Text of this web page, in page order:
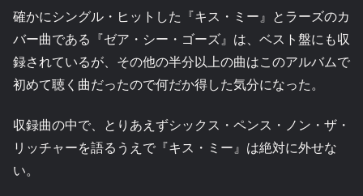
確かにシングル・ヒットした『キス・ミー』とラーズのカ
バー曲である『ゼア・シー・ゴーズ』は、ベスト盤にも収
録されているが、その他の半分以上の曲はこのアルバムで
初めて聴く曲だったので何だか得した気分になった。
収録曲の中で、とりあえずシックス・ペンス・ノン・ザ・
リッチャーを語るうえで『キス・ミー』は絶対に外せな
い。